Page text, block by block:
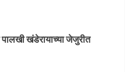
ओलांडला दिवे घाट